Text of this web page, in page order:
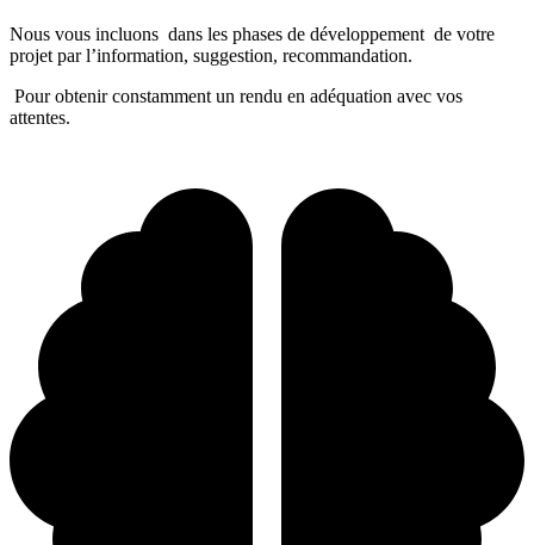
Nous vous incluons dans les phases de développement de votre
projet par l’information, suggestion, recommandation.
Pour obtenir constamment un rendu en adéquation avec vos
attentes.